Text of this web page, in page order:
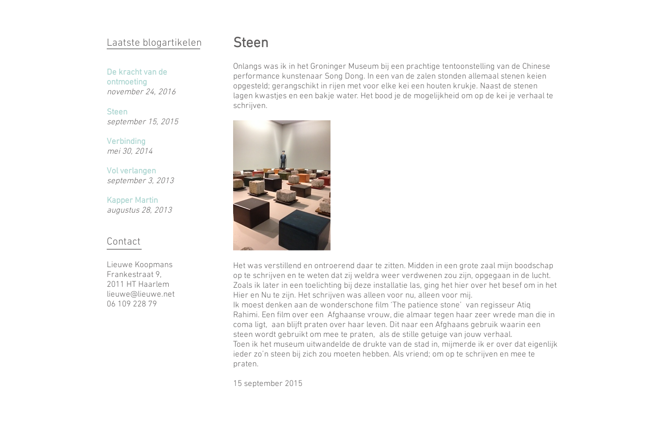
Laatste blogartikelen
De kracht van de
ontmoeting
november 24, 2016
Steen
september 15, 2015
Verbinding
mei 30, 2014
Vol verlangen
september 3, 2013
Kapper Martin
augustus 28, 2013
Contact
Lieuwe Koopmans
Frankestraat 9,
2011 HT Haarlem
lieuwe@lieuwe.net
06 109 228 79
Steen
Onlangs was ik in het Groninger Museum bij een prachtige tentoonstelling van de Chinese
performance kunstenaar Song Dong. In een van de zalen stonden allemaal stenen keien
opgesteld; gerangschikt in rijen met voor elke kei een houten krukje. Naast de stenen
lagen kwastjes en een bakje water. Het bood je de mogelijkheid om op de kei je verhaal te
schrijven.
Het was verstillend en ontroerend daar te zitten. Midden in een grote zaal mijn boodschap
op te schrijven en te weten dat zij weldra weer verdwenen zou zijn, opgegaan in de lucht.
Zoals ik later in een toelichting bij deze installatie las, ging het hier over het besef om in het
Hier en Nu te zijn. Het schrijven was alleen voor nu, alleen voor mij.
Ik moest denken aan de wonderschone film ‘The patience stone’ van regisseur Atiq
Rahimi. Een film over een Afghaanse vrouw, die almaar tegen haar zeer wrede man die in
coma ligt, aan blijft praten over haar leven. Dit naar een Afghaans gebruik waarin een
steen wordt gebruikt om mee te praten, als de stille getuige van jouw verhaal.
Toen ik het museum uitwandelde de drukte van de stad in, mijmerde ik er over dat eigenlijk
ieder zo’n steen bij zich zou moeten hebben. Als vriend; om op te schrijven en mee te
praten.
15 september 2015